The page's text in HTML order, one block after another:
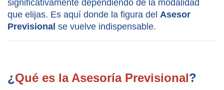
significativamente dependiendo de la modalidad
que elijas. Es aquí donde la figura del Asesor
Previsional se vuelve indispensable.
¿ Qué es la Asesoría Previsional?